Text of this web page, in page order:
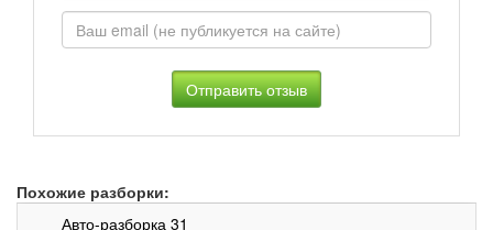
Похожие разборки:
Авто-разборка 31